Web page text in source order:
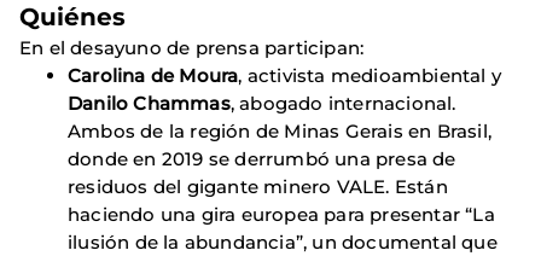
Quiénes
En el desayuno de prensa participan:
Carolina de Moura, activista medioambiental y
Danilo Chammas, abogado internacional.
Ambos de la región de Minas Gerais en Brasil,
donde en 2019 se derrumbó una presa de
residuos del gigante minero VALE. Están
haciendo una gira europea para presentar “La
ilusión de la abundancia”, un documental que